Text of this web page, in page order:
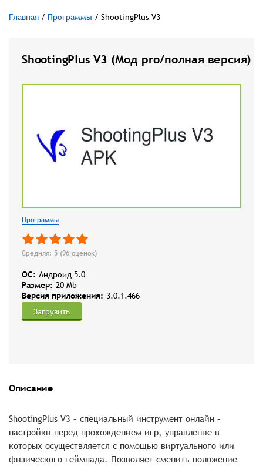
Главная / Программы / ShootingPlus V3
ShootingPlus V3 (Мод pro/полная версия)
Программы
Средняя: 5 (96 оценок)
OC: Андроид 5.0
Размер: 20 Mb
Версия приложения: 3.0.1.466
Загрузить
Описание
ShootingPlus V3 – специальный инструмент онлайн –
настройки перед прохождением игр, управление в
которых осуществляется с помощью виртуального или
физического геймпада. Позволяет сменить положение